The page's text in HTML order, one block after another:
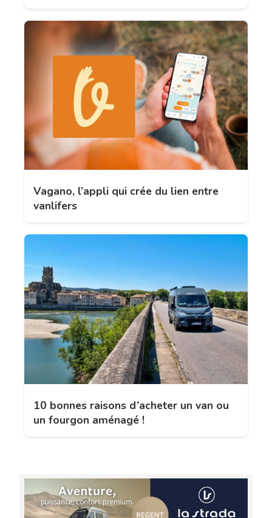
Vagano, l’appli qui crée du lien entre
vanlifers
10 bonnes raisons d’acheter un van ou
un fourgon aménagé !